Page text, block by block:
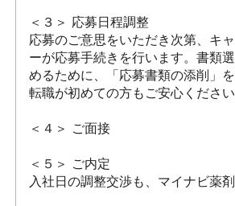
＜３＞ 応募日程調整
応募のご意思をいただき次第、キ
ーが応募手続きを行います。書類
めるために、「応募書類の添削」を
転職が初めての方もご安心ください
＜４＞ ご面接
＜５＞ ご内定
入社日の調整交渉も、マイナビ薬